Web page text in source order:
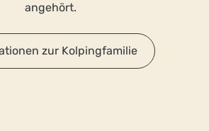
angehört.
zur Kolpingfamilie